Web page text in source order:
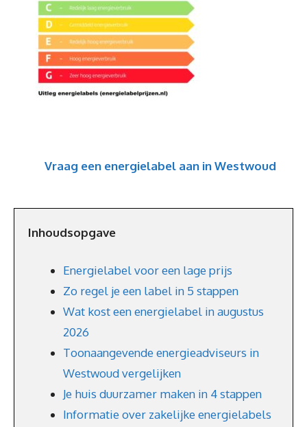
Vraag een energielabel aan in Westwoud
Inhoudsopgave
Energielabel voor een lage prijs
Zo regel je een label in 5 stappen
Wat kost een energielabel in augustus
2026
Toonaangevende energieadviseurs in
Westwoud vergelijken
Je huis duurzamer maken in 4 stappen
Informatie over zakelijke energielabels